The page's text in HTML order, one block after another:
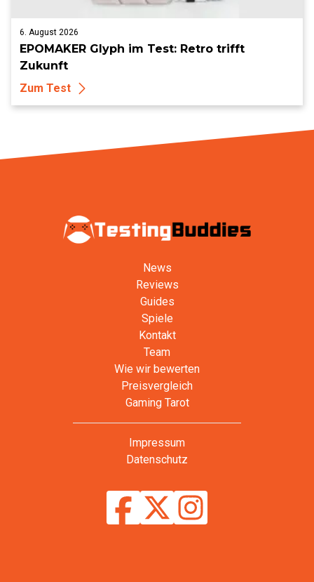
6. August 2026
EPOMAKER Glyph im Test: Retro trifft
Zukunft
Zum Test
News
Reviews
Guides
Spiele
Kontakt
Team
Wie wir bewerten
Preisvergleich
Gaming Tarot
Impressum
Datenschutz